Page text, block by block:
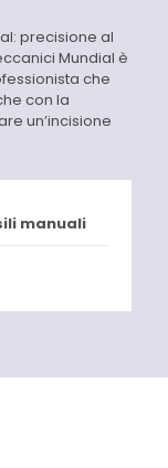
precisione al
Mundial è
che
con la
un’incisione
manuali